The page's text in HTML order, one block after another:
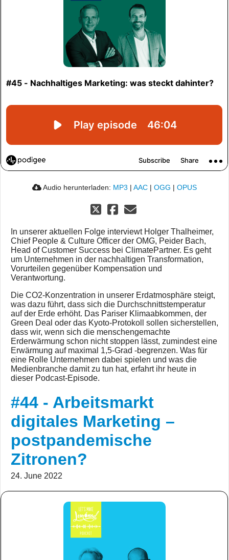
Audio herunterladen: MP3 | AAC | OGG | OPUS
In unserer aktuellen Folge interviewt Holger Thalheimer,
Chief People & Culture Officer der OMG, Peider Bach,
Head of Customer Success bei ClimatePartner. Es geht
um Unternehmen in der nachhaltigen Transformation,
Vorurteilen gegenüber Kompensation und
Verantwortung.
Die CO2-Konzentration in unserer Erdatmosphäre steigt,
was dazu führt, dass sich die Durchschnittstemperatur
auf der Erde erhöht. Das Pariser Klimaabkommen, der
Green Deal oder das Kyoto-Protokoll sollen sicherstellen,
dass wir, wenn sich die menschengemachte
Erderwärmung schon nicht stoppen lässt, zumindest eine
Erwärmung auf maximal 1,5-Grad -begrenzen. Was für
eine Rolle Unternehmen dabei spielen und was die
Medienbranche damit zu tun hat, erfahrt ihr heute in
dieser Podcast-Episode.
#44 - Arbeitsmarkt
digitales Marketing –
postpandemische
Zitronen?
24. June 2022